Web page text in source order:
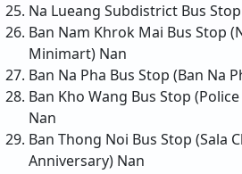
Na Lueang Subdistrict Bus
Ban Nam Khrok Mai Bus Stop
Minimart) Nan
Ban Na Pha Bus Stop (Ban Na
Ban Kho Wang Bus Stop
Nan
Ban Thong Noi Bus Stop (Sala
Anniversary) Nan